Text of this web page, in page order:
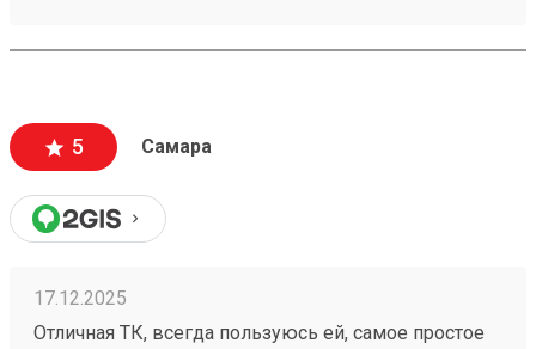
5 Самара
17.12.2025
Отличная ТК, всегда пользуюсь ей, самое простое